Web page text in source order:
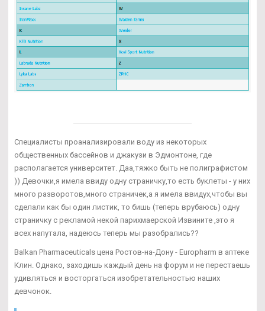
Специалисты проанализировали воду из некоторых
общественных бассейнов и джакузи в Эдмонтоне, где
располагается университет. Даа,тяжко быть не полиграфистом
)) Девочки,я имела ввиду одну страничку,то есть буклеты - у них
много разворотов,много страничек,а я имела ввидух,чтобы вы
сделали как бы один листик, то бишь (теперь врубаюсь) одну
страничку с рекламой некой парихмаерской Извините ,это я
всех напутала, надеюсь теперь мы разобрались??
Balkan Pharmaceuticals цена Ростов-на-Дону - Europharm в аптеке
Клин. Однако, заходишь каждый день на форум и не перестаешь
удивляться и восторгаться изобретательностью наших
девчонок.